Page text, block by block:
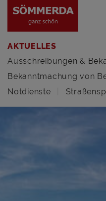
AKTUELLES
Ausschreibungen &
Bekanntmachung von
Notdienste